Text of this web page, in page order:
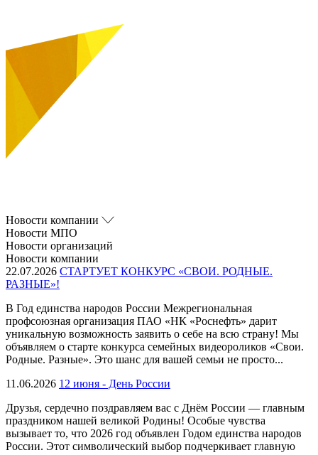
Новости компании
Новости МПО
Новости организаций
Новости компании
22.07.2026 СТАРТУЕТ КОНКУРС «СВОИ. РОДНЫЕ.
РАЗНЫЕ»!
В Год единства народов России Межрегиональная
профсоюзная организация ПАО «НК «Роснефть» дарит
уникальную возможность заявить о себе на всю страну! Мы
объявляем о старте конкурса семейных видеороликов «Свои.
Родные. Разные». Это шанс для вашей семьи не просто...
11.06.2026 12 июня - День России
Друзья, сердечно поздравляем вас с Днём России — главным
праздником нашей великой Родины! Особые чувства
вызывает то, что 2026 год объявлен Годом единства народов
России. Этот символический выбор подчеркивает главную